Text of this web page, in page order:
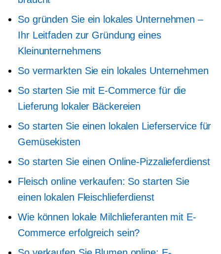
So gründen Sie ein lokales Unternehmen –
Ihr Leitfaden zur Gründung eines
Kleinunternehmens
So vermarkten Sie ein lokales Unternehmen
So starten Sie mit E-Commerce für die
Lieferung lokaler Bäckereien
So starten Sie einen lokalen Lieferservice für
Gemüsekisten
So starten Sie einen Online-Pizzalieferdienst
Fleisch online verkaufen: So starten Sie
einen lokalen Fleischlieferdienst
Wie können lokale Milchlieferanten mit E-
Commerce erfolgreich sein?